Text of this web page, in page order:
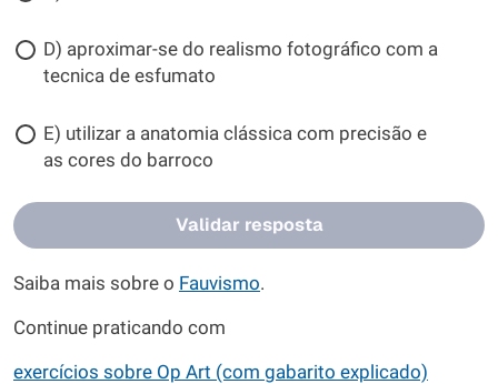
D) aproximar-se do realismo fotográfico com a
tecnica de esfumato
E) utilizar a anatomia clássica com precisão e
as cores do barroco
Validar resposta
Saiba mais sobre o Fauvismo.
Continue praticando com
exercícios sobre Op Art (com gabarito explicado)